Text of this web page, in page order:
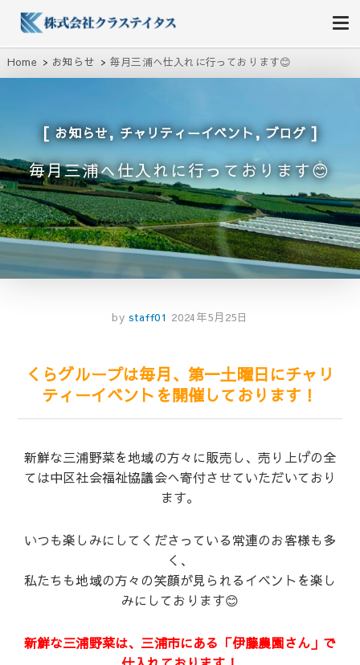
株式会社クラステイタス
地域のコミュニティーを大切にする企業
Home お知らせ 毎月三浦へ仕入れに行っております😊
お知らせ,チャリティーイベント, ブログ
毎月三浦へ仕入れに行っております😊
by staff01 2024年5月25日
くらグループは毎月、第一土曜日にチャリ
ティーイベントを開催しております！
新鮮な三浦野菜を地域の方々に販売し、売り上げの全
ては中区社会福祉協議会へ寄付させていただいており
ます。
いつも楽しみにしてくださっている常連のお客様も多
く、
私たちも地域の方々の笑顔が見られるイベントを楽し
みにしております😊
新鮮な三浦野菜は、三浦市にある「伊藤農園さん」で